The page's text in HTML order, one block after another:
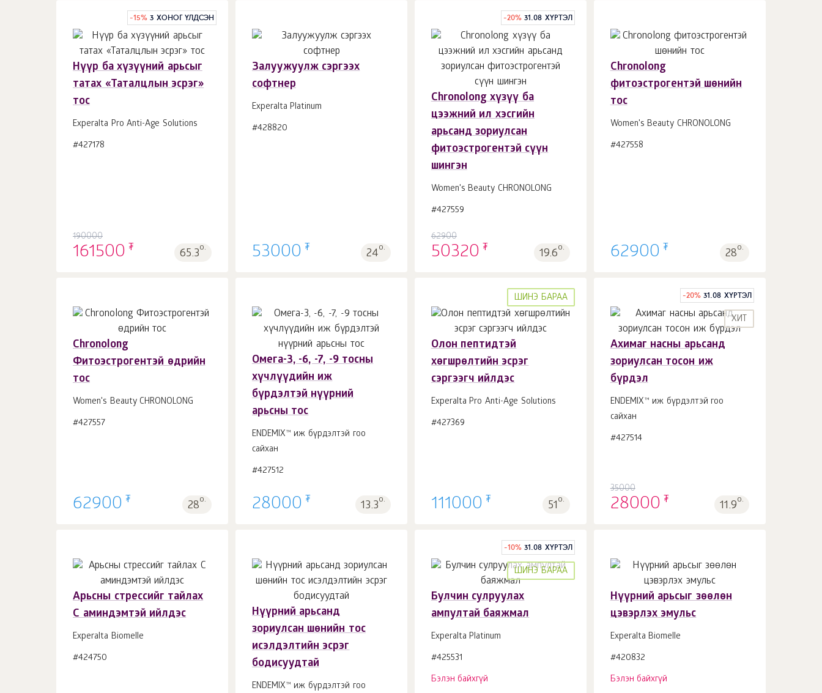
-15% 3 ХОНОГ ҮЛДСЭН
Нүүр ба хүзүүний арьсыг
татах «Таталцлын эсрэг»
тос
Experalta Pro Anti-Age Solutions
#427178
190000
161500 ₮ 65.3о.
Залуужуулж сэргээх
софтнер
Experalta Platinum
#428820
53000 ₮ 24о.
-20% 31.08 ХҮРТЭЛ
Chronolong хүзүү ба
цээжний ил хэсгийн
арьсанд зориулсан
фитоэстрогентэй сүүн
шингэн
Women's Beauty CHRONOLONG
#427559
62900
50320 ₮ 19.6о.
Сагсанд 1ш.
Chronolong
фитоэстрогентэй шөнийн
тос
Women's Beauty CHRONOLONG
#427558
62900 ₮ 28о.
Chronolong
Фитоэстрогентэй өдрийн
тос
Women's Beauty CHRONOLONG
#427557
62900 ₮ 28о.
Омега-3, -6, -7, -9 тосны
хүчлүүдийн иж
бүрдэлтэй нүүрний
арьсны тос
ENDEMIX™ иж бүрдэлтэй гоо
сайхан
#427512
28000 ₮ 13.3о.
Сагсанд 1
ШИНЭ БАРАА
Олон пептидтэй
хөгшрөлтийн эсрэг
сэргээгч ийлдэс
Experalta Pro Anti-Age Solutions
#427369
111000 ₮ 51о.
Сагсанд 1
-20% 31.08 ХҮРТЭЛ
ХИТ
Ахимаг насны арьсанд
зориулсан тосон иж
бүрдэл
ENDEMIX™ иж бүрдэлтэй гоо
сайхан
#427514
35000
28000 ₮ 11.9о.
Арьсны стрессийг тайлах
С аминдэмтэй ийлдэс
Experalta Biomelle
#424750
Нүүрний арьсанд
зориулсан шөнийн тос
исэлдэлтийн эсрэг
бодисуудтай
ENDEMIX™ иж бүрдэлтэй гоо
Сагсанд 1ш.
-10% 31.08 ХҮРТЭЛ
ШИНЭ БАРАА
Булчин сулруулах
ампултай баяжмал
Experalta Platinum
#425531
Бэлэн байхгүй
Нүүрний арьсыг зөөлөн
цэвэрлэх эмульс
Experalta Biomelle
#420832
Бэлэн байхгүй